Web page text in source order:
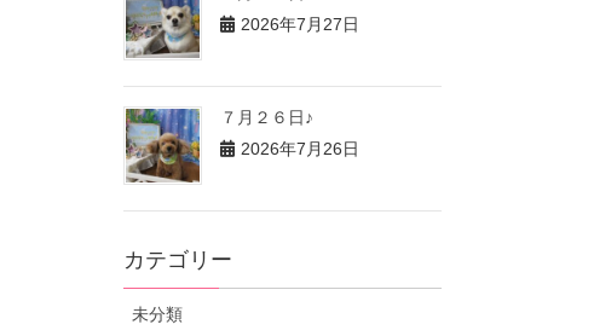
2026年7月27日
７月２６日♪
2026年7月26日
カテゴリー
未分類